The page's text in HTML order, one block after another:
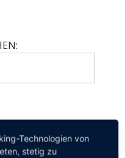
Technologien von
stetig zu